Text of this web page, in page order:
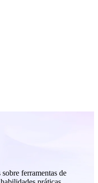
ferramentas de